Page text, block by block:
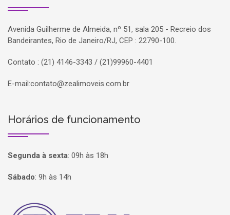
Avenida Guilherme de Almeida, nº 51, sala 205 - Recreio dos
Bandeirantes, Rio de Janeiro/RJ, CEP : 22790-100.
Contato : (21) 4146-3343 / (21)99960-4401
E-mail:contato@zealimoveis.com.br
Horários de funcionamento
Segunda à sexta: 09h às 18h
Sábado: 9h às 14h
Página inicial